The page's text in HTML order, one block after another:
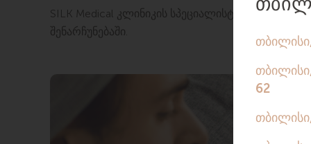
SILK Medical კლინიკის სპეციალისტები არიან
შენარჩუნებაში.